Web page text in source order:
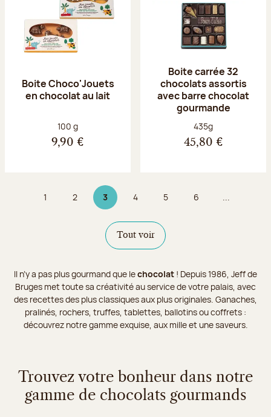
Boite Choco'Jouets
en chocolat au lait
Poids net :
100 g
9,90 €
Boite carrée 32
chocolats assortis
avec barre chocolat
gourmande
Poids net :
435g
45,80 €
Page
1 Page
2 3Page 3 sur 9
Page
4 Page
5 Page
6 ...
Tout voir
Il n’y a pas plus gourmand que lechocolat ! Depuis 1986, Jeff de
Bruges met toute sa créativité au service de votre palais, avec
des recettes des plus classiques aux plus originales. Ganaches,
pralinés, rochers, truffes, tablettes, ballotins ou coffrets :
découvrez notre gamme exquise, aux mille et une saveurs.
Trouvez votre bonheur dans notre
gamme de chocolats gourmands